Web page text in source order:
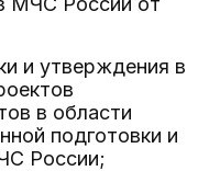
и утверждения в
в области
подготовки и
России;